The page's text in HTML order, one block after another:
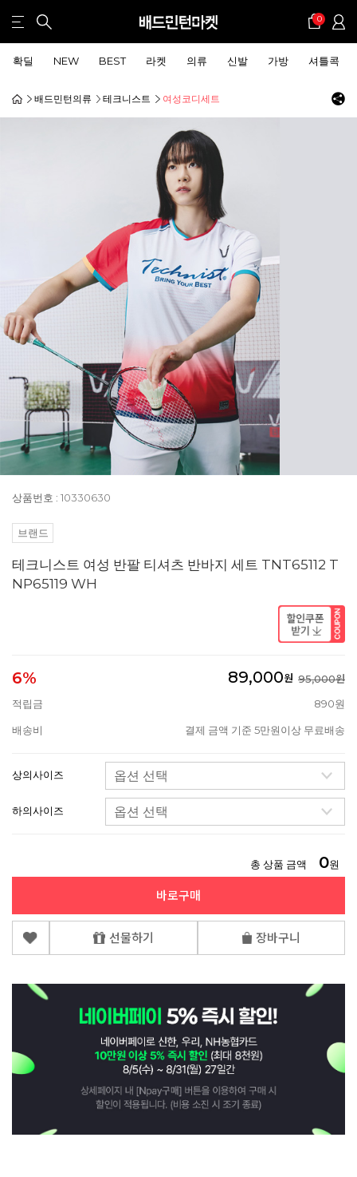
0
확딜 NEW BEST 라켓 의류 신발 가방 셔틀콕
배드민턴의류 테크니스트 여성코디세트
상품번호 : 10330630
브랜드
테크니스트 여성 반팔 티셔츠 반바지 세트 TNT65112 T
NP65119 WH
6% 89,000원 95,000원
적립금
890원
배송비 결제 금액 기준 5만원이상 무료배송
상의사이즈
하의사이즈
총 상품 금액 0원
바로구매
선물하기 장바구니